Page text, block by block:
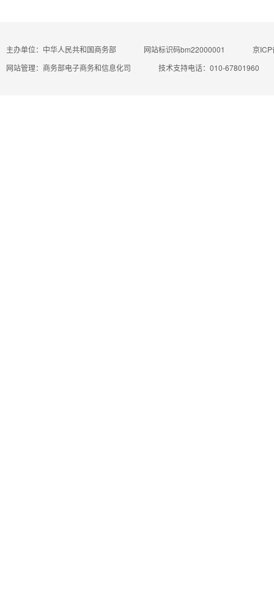
主办单位：中华人民共和国商务部 网站标识码bm22000001
京
网站管理：商务部电子商务和信息化司
技术支持电话：010-67801960